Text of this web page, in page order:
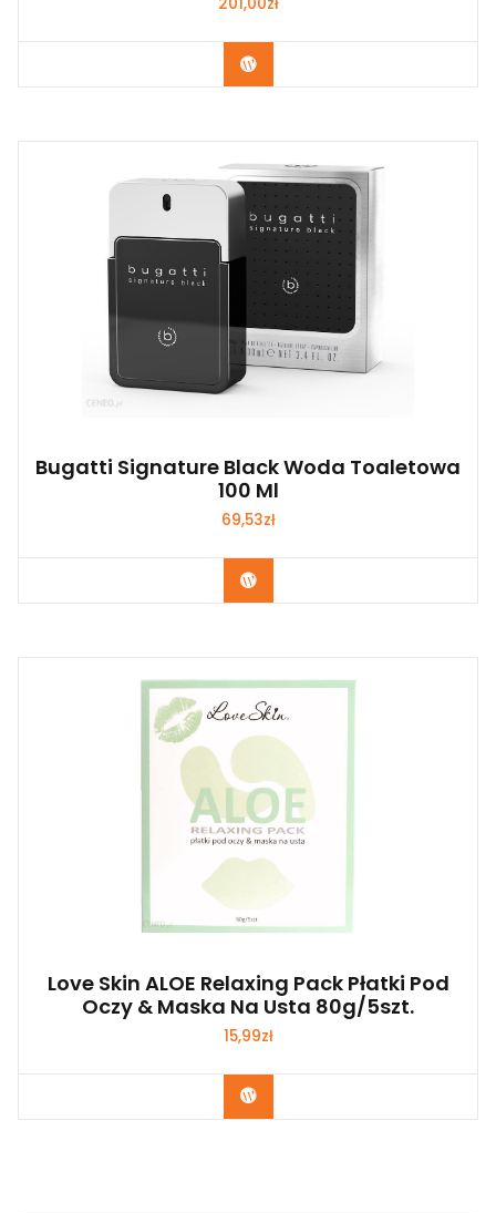
201,00zł
Zobacz
Bugatti Signature Black Woda Toaletowa
100 Ml
69,53zł
Zobacz
Love Skin ALOE Relaxing Pack Płatki Pod
Oczy & Maska Na Usta 80g/5szt.
15,99zł
Zobacz